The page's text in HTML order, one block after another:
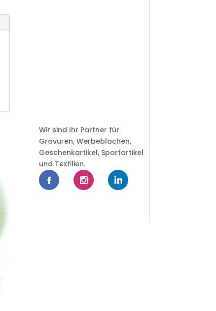
Wir sind Ihr Partner für
Gravuren, Werbeblachen,
Geschenkartikel, Sportartikel
und Textilien.